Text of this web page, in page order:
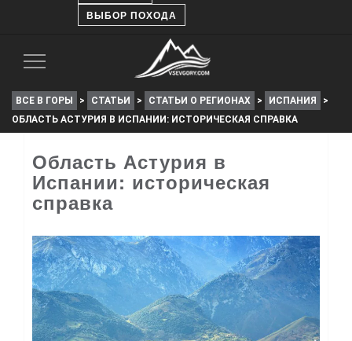
ВЫБОР ПОХОДА
Toggle
ВСЕ В ГОРЫ > СТАТЬИ > СТАТЬИ О РЕГИОНАХ > ИСПАНИЯ
>
ОБЛАСТЬ АСТУРИЯ В ИСПАНИИ: ИСТОРИЧЕСКАЯ СПРАВКА
Область Астурия в
Испании: историческая
справка